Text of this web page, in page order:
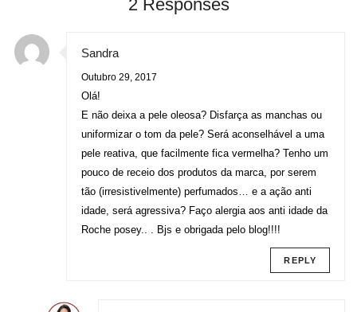
2 Responses
Sandra
Outubro 29, 2017
Olá!
E não deixa a pele oleosa? Disfarça as manchas ou
uniformizar o tom da pele? Será aconselhável a uma
pele reativa, que facilmente fica vermelha? Tenho um
pouco de receio dos produtos da marca, por serem
tão (irresistivelmente) perfumados… e a ação anti
idade, será agressiva? Faço alergia aos anti idade da
Roche posey.. . Bjs e obrigada pelo blog!!!!
REPLY